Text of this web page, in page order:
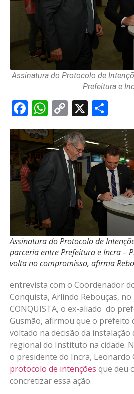
Assinatura do Protocolo de
Prefeitura e
Facebook
WhatsApp
Copy
Link
X
Assinatura do Protocolo de
parceria entre Prefeitura e Incra –
volta no compromisso, afirma
entrevista com o Coordenador
Conquista, Arlindo Rebouças,
CONQUISTA, o ex-aliado do
Gusmão, afirmou que o prefeito
voltado na decisão da instalação
regional do Instituto na cidade.
o presidente do Incra, Leonardo
protocolo de intenções que deu
concretizar essa ação.